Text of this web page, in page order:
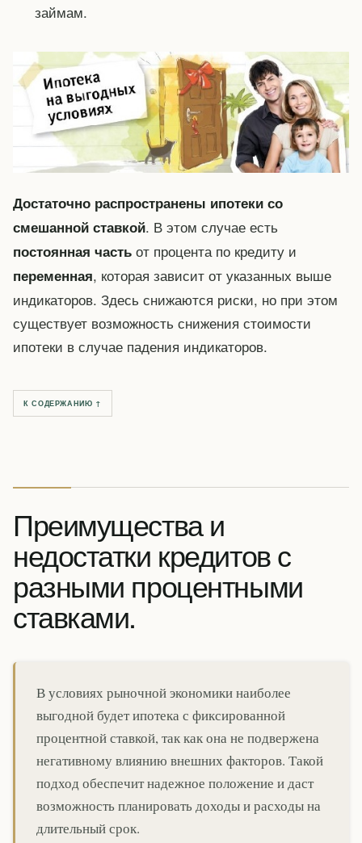
займам.
Достаточно распространены ипотеки со
смешанной ставкой. В этом случае есть
постоянная часть от процента по кредиту и
переменная, которая зависит от указанных выше
индикаторов. Здесь снижаются риски, но при этом
существует возможность снижения стоимости
ипотеки в случае падения индикаторов.
К СОДЕРЖАНИЮ ↑
Преимущества и
недостатки кредитов с
разными процентными
ставками.
В условиях рыночной экономики наиболее
выгодной будет ипотека с фиксированной
процентной ставкой, так как она не подвержена
негативному влиянию внешних факторов. Такой
подход обеспечит надежное положение и даст
возможность планировать доходы и расходы на
длительный срок.